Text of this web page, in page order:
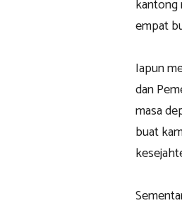
kantong
empat
Iapun
dan
masa
buat